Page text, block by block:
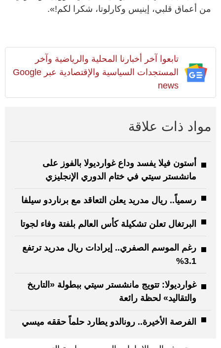
من أعماق قلبي، إينيس وكارلوتا، شكرا لكم!».
تابعوا آخر أخبارنا المحلية والرياضية وآخر
المستجدات السياسية والإقتصادية عبر Google
news
مواد ذات علاقة
أستون فيلا يفسد وداع غوارديولا بالفوز على
مانشستر سيتي في ختام الدوري الإنجليزي
رسمياً.. ريال مدريد يعلن التعاقد مع برناردو سيلفا
البرتغال تعلن تشكيلة كأس العالم بلفتة وفاء لجوتا
رغم الموسم الصفري.. إيرادات ريال مدريد ترتفع
3.1%
غوارديولا: تتويج مانشستر سيتي ببطولة «التاريخ
والتقاليد» لحظة رائعة
الفرصة الأخيرة.. رونالدو يطارد حلماً حققه ميسي